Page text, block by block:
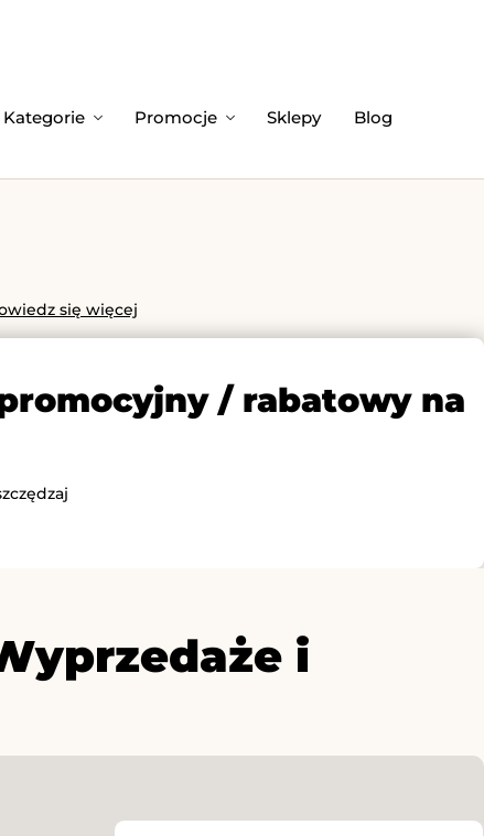
Kategorie Promocje Sklepy Blog
się więcej
/ rabatowy na
i